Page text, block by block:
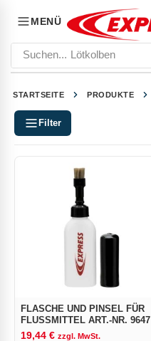
MENÜ
Suchen... Lötkolben
STARTSEITE PRODUKTE
Filter
FLASCHE UND PINSEL FÜR
FLUSSMITTEL ART.-NR. 9647
19,44 € zzgl. MwSt.